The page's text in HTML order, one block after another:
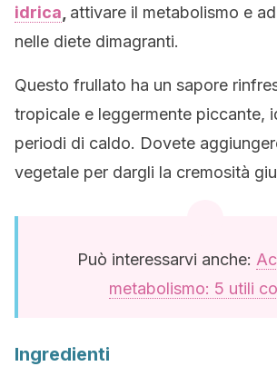
idrica attivare il metabolismo e
nelle diete dimagranti.
Questo frullato ha un sapore
tropicale e leggermente piccante,
periodi di caldo. Dovete
vegetale per dargli la cremosità
Può interessarvi anche:
metabolismo: 5 utili
Ingredienti